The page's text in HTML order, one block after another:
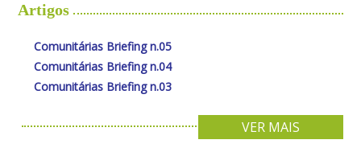
Artigos
Comunitárias Briefing n.05
Comunitárias Briefing n.04
Comunitárias Briefing n.03
VER MAIS